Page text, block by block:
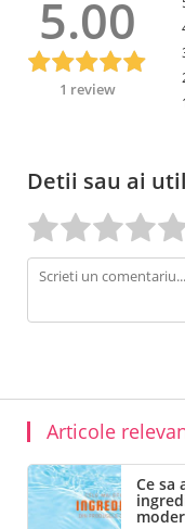
Ether, Polysorbate 20,
Levulinate, Potassium
Potassium Sorbate,
Termen de valabilitate
5.00
1 review
Detii sau ai
Articole
Ce sa